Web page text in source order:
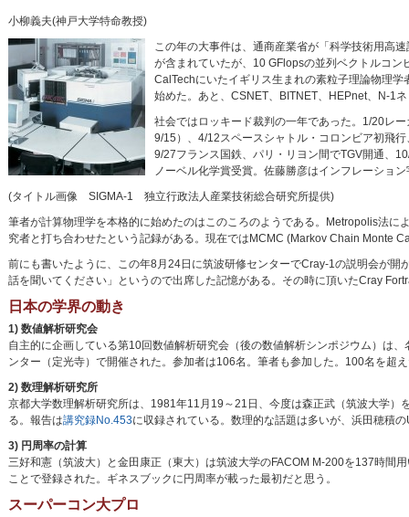
小柳義夫(神戸大学特命教授)
この年の大事件は、通商産業省が「科学技術用高
が含まれていたが、10 GFlopsの並列ベクトルコ
CalTechにいたイギリス生まれの素粒子理論物理
始めた。あと、CSNET、BITNET、HEPnet、N-1
社会ではロッキード裁判の一年であった。1/20レ
9/15）、4/12スペースシャトル・コロンビア初飛
9/27フランス国鉄、パリ・リヨン間でTGV開通、
ノーベル化学賞受賞。佐藤勝彦はインフレーショ
(タイトル画像 SIGMA-1 独立行政法人産業技術総合研究所提供)
筆者が計算物理学を本格的に始めたのはこのころのようである。Metropolis法
究者と打ち合わせたという記録がある。現在ではMCMC (Markov Chain Monte
前にも書いたように、この年8月24日に筑波研修センターでCray-1の説明会が
話を聞いてください」というので出席した記憶がある。その時に頂いたCray
日本の学界の動き
1) 数値解析研究会
自主的に企画している第10回数値解析研究会（後の数値解析シンポジウム）は
ンター（定光寺）で開催された。参加者は106名。筆者も参加した。100名を超
2) 数理解析研究所
京都大学数理解析研究所は、1981年11月19～21日、今度は森正武（筑波大学
る。報告は講究録No.453に収録されている。数理的な話題は多いが、浜田穂積
3) 円周率の計算
三好和憲（筑波大）と金田康正（東大）は筑波大学のFACOM M-200を137時間
ことで登録された。ギネスブックに円周率が載った最初だと思う。
スーパーコン大プロ